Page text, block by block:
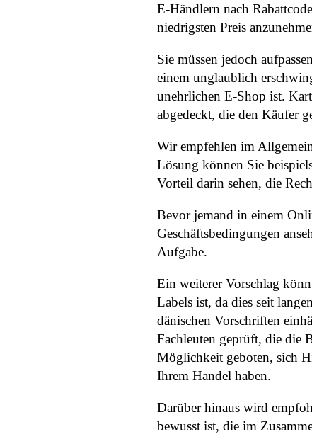
E-Händlern nach
niedrigsten Preis
Sie müssen jedoch
einem unglaublich
unehrlichen E-Shop ist.
abgedeckt, die den Käufer
Wir empfehlen im
Lösung können Sie
Vorteil darin sehen, die
Bevor jemand in einem
Geschäftsbedingungen
Aufgabe.
Ein weiterer Vorschlag
Labels ist, da dies seit
dänischen Vorschriften
Fachleuten geprüft, die die
Möglichkeit geboten, sich
Ihrem Handel haben.
Darüber hinaus wird
bewusst ist, die im